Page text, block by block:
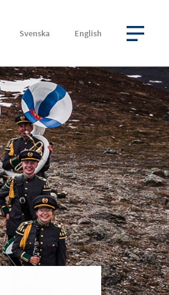
Svenska English
AVAA VALIKKO